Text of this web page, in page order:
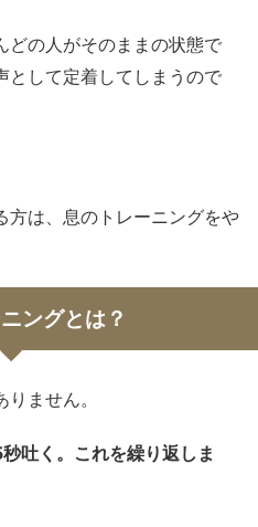
どの人がそのままの状態で
として定着してしまうので
方は、息のトレーニングをや
ングとは？
ません。
吐く。これを繰り返しま